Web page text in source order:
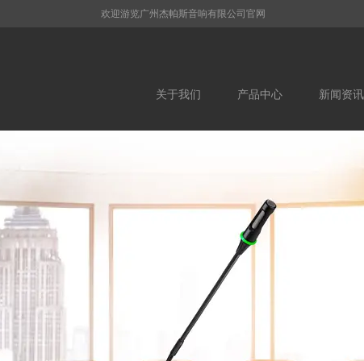
欢迎游览广州杰帕斯音响有限公司官网
关于我们 产品中心 新闻资讯